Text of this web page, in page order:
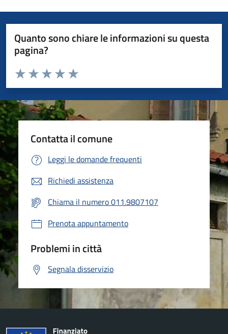
Quanto sono chiare le informazioni su questa
pagina?
Valuta da 1 a 5 stelle la pagina
Valuta 5 stelle su 5
Valuta 4 stelle su 5
Valuta 3 stelle su 5
Valuta 2 stelle su 5
Valuta 1 stelle su 5
Contatta il comune
Leggi le domande frequenti
Richiedi assistenza
Chiama il numero 011.9807107
Prenota appuntamento
Problemi in città
Segnala disservizio